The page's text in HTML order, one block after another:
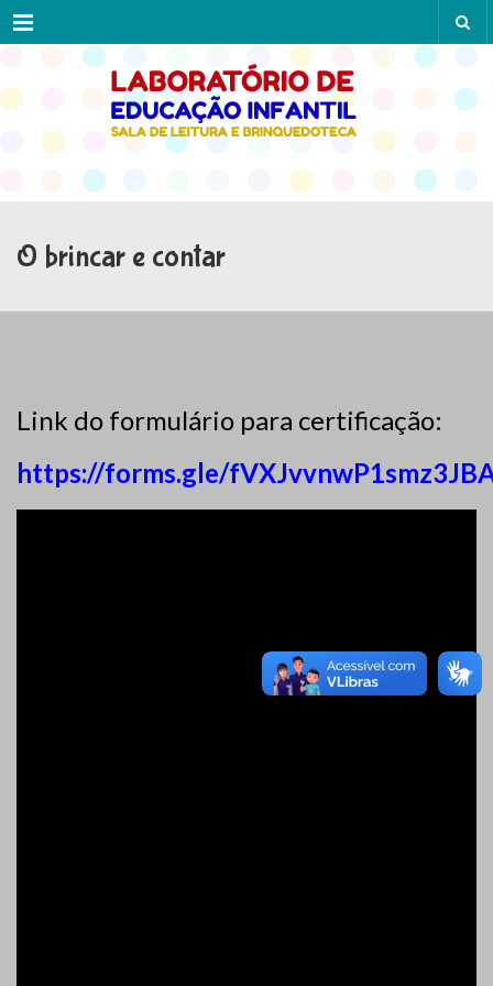
Menu
O brincar e contar
Link do formulário para certificação:
https://forms.gle/